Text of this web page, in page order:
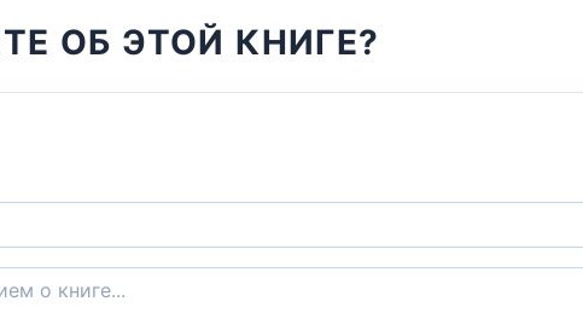
ОБ ЭТОЙ КНИГЕ?